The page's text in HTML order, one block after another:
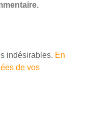
indésirables. En
de vos